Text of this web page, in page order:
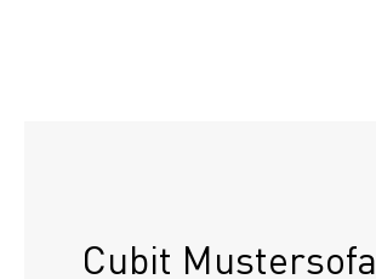
Cubit Mustersofa